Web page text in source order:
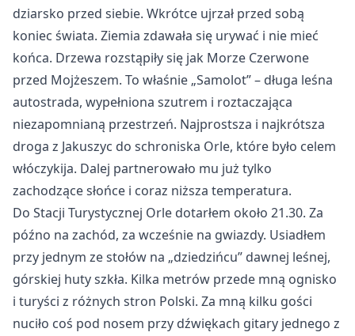
dziarsko przed siebie. Wkrótce ujrzał przed sobą
koniec świata. Ziemia zdawała się urywać i nie mieć
końca. Drzewa rozstąpiły się jak Morze Czerwone
przed Mojżeszem. To właśnie „Samolot” – długa leśna
autostrada, wypełniona szutrem i roztaczająca
niezapomnianą przestrzeń. Najprostsza i najkrótsza
droga z Jakuszyc do schroniska Orle, które było celem
włóczykija. Dalej partnerowało mu już tylko
zachodzące słońce i coraz niższa temperatura.
Do Stacji Turystycznej Orle dotarłem około 21.30. Za
późno na zachód, za wcześnie na gwiazdy. Usiadłem
przy jednym ze stołów na „dziedzińcu” dawnej leśnej,
górskiej huty szkła. Kilka metrów przede mną ognisko
i turyści z różnych stron Polski. Za mną kilku gości
nuciło coś pod nosem przy dźwiękach gitary jednego z